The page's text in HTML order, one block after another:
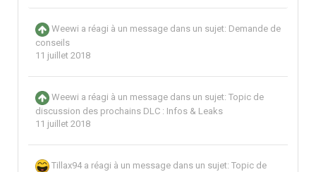
Weewi a réagi à un message dans un sujet: Demande de
conseils
11 juillet 2018
Weewi a réagi à un message dans un sujet: Topic de
discussion des prochains DLC : Infos & Leaks
11 juillet 2018
Tillax94a réagi à un message dans un sujet: Topic de